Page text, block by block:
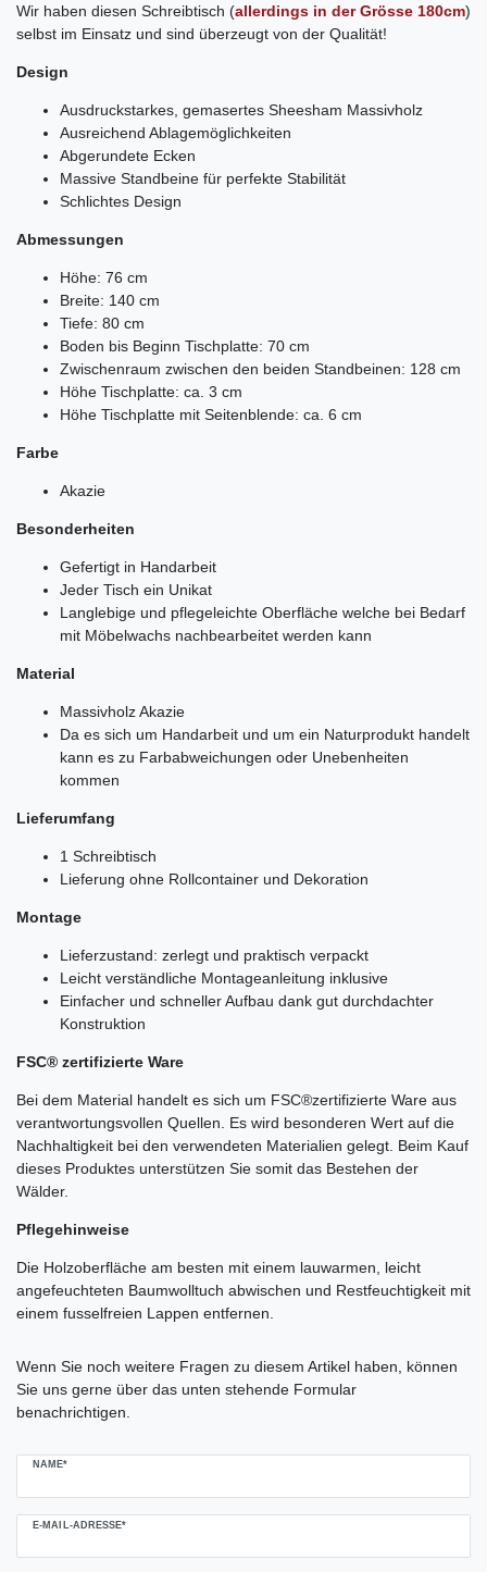
Wir haben diesen Schreibtisch (allerdings in der Grösse 180cm)
selbst im Einsatz und sind überzeugt von der Qualität!
Design
Ausdruckstarkes, gemasertes Sheesham Massivholz
Ausreichend Ablagemöglichkeiten
Abgerundete Ecken
Massive Standbeine für perfekte Stabilität
Schlichtes Design
Abmessungen
Höhe: 76 cm
Breite: 140 cm
Tiefe: 80 cm
Boden bis Beginn Tischplatte: 70 cm
Zwischenraum zwischen den beiden Standbeinen: 128 cm
Höhe Tischplatte: ca. 3 cm
Höhe Tischplatte mit Seitenblende: ca. 6 cm
Farbe
Akazie
Besonderheiten
Gefertigt in Handarbeit
Jeder Tisch ein Unikat
Langlebige und pflegeleichte Oberfläche welche bei Bedarf
mit Möbelwachs nachbearbeitet werden kann
Material
Massivholz Akazie
Da es sich um Handarbeit und um ein Naturprodukt handelt
kann es zu Farbabweichungen oder Unebenheiten
kommen
Lieferumfang
1 Schreibtisch
Lieferung ohne Rollcontainer und Dekoration
Montage
Lieferzustand: zerlegt und praktisch verpackt
Leicht verständliche Montageanleitung inklusive
Einfacher und schneller Aufbau dank gut durchdachter
Konstruktion
FSC® zertifizierte Ware
Bei dem Material handelt es sich um FSC®zertifizierte Ware aus
verantwortungsvollen Quellen. Es wird besonderen Wert auf die
Nachhaltigkeit bei den verwendeten Materialien gelegt. Beim Kauf
dieses Produktes unterstützen Sie somit das Bestehen der
Wälder.
Pflegehinweise
Die Holzoberfläche am besten mit einem lauwarmen, leicht
angefeuchteten Baumwolltuch abwischen und Restfeuchtigkeit mit
einem fusselfreien Lappen entfernen.
Wenn Sie noch weitere Fragen zu diesem Artikel haben, können
Sie uns gerne über das unten stehende Formular
benachrichtigen.
NAME*
E-MAIL-ADRESSE*